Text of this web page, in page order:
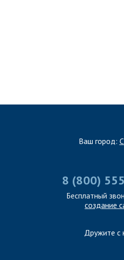
Ваш город:
8 (800)
Бесплатный
создание
Дружите с